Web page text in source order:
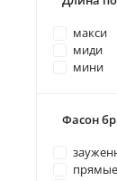
макси
миди
мини
Фасон
прямые